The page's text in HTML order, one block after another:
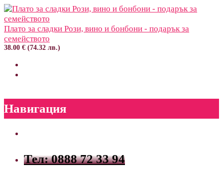
Плато за сладки Рози, вино и бонбони - подарък за
семейството
38.00 € (74.32 лв.)
Навигация
Тел: 0888 72 33 94